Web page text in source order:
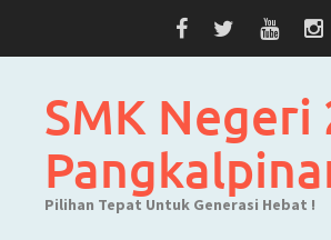
SMK Negeri
Pilihan Tepat Untuk Generasi Hebat !